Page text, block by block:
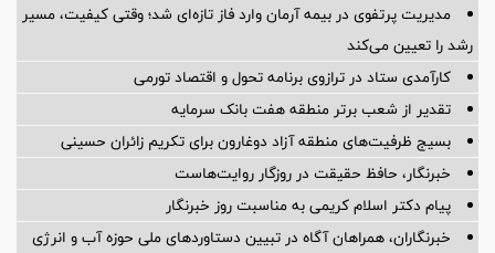
مدیریت پرتفوی در بیمه آرمان وارد فاز تازه‌ای شد؛ وقتی کیفیت، مسیر
رشد را تعیین می‌کند
کارآمدی ستاد در ترازوی برنامه تحول و اقتصاد تورمی
تقدیر از شعب برتر منطقه هفت بانک سرمایه
بسیج ظرفیت‌های منطقه آزاد دوغارون برای تکریم زائران حسینی
خبرنگار، حافظ حقیقت در روزگار روایت‌هاست
پیام دکتر اسلام کریمی به مناسبت روز خبرنگار
خبرنگاران، همراهان آگاه در تبیین دستاوردهای ملی حوزه آب و انرژی